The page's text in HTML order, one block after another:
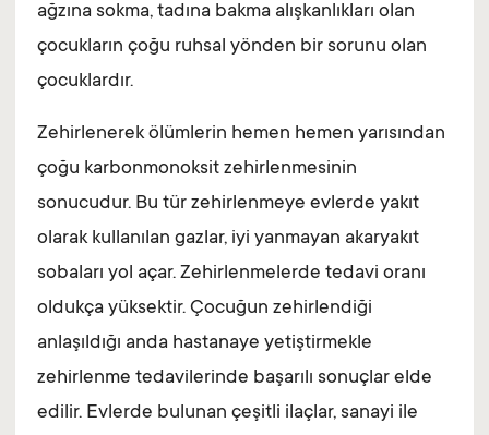
ağzına sokma, tadına bakma alışkanlıkları olan
çocukların çoğu ruhsal yönden bir sorunu olan
çocuklardır.
Zehirlenerek ölümlerin hemen hemen yarısından
çoğu karbonmonoksit zehirlenmesinin
sonucudur. Bu tür zehirlenmeye evlerde yakıt
olarak kullanılan gazlar, iyi yanmayan akaryakıt
sobaları yol açar. Zehirlenmelerde tedavi oranı
oldukça yüksektir. Çocuğun zehirlendiği
anlaşıldığı anda hastanaye yetiştirmekle
zehirlenme tedavilerinde başarılı sonuçlar elde
edilir. Evlerde bulunan çeşitli ilaçlar, sanayi ile